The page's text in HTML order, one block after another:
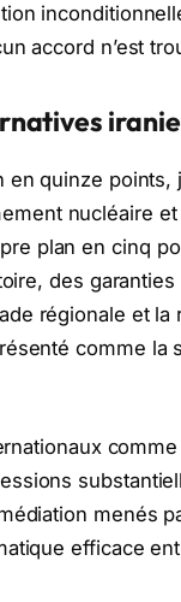
accord n’est
en quinze
nucléaire et
plan en cinq
des
régionale et la
comme la
menés
efficace